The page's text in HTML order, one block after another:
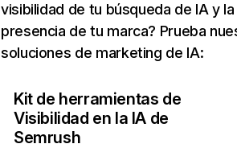
visibilidad de tu búsqueda de IA y la
presencia de tu marca? Prueba
soluciones de marketing de IA:
Kit de herramientas de
Visibilidad en la IA de
Semrush